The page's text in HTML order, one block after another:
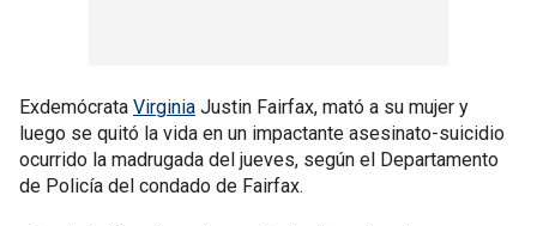
Exdemócrata Virginia Justin Fairfax, mató a su mujer y
luego se quitó la vida en un impactante asesinato-suicidio
ocurrido la madrugada del jueves, según el Departamento
de Policía del condado de Fairfax.